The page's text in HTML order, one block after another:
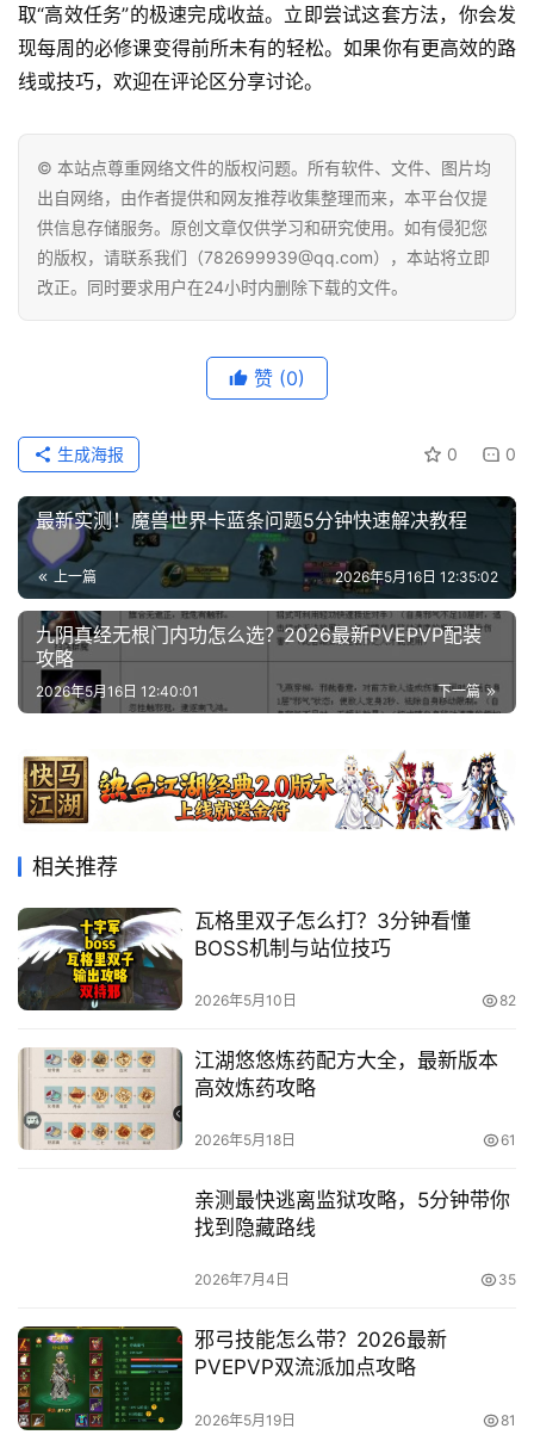
取“高效任务”的极速完成收益。立即尝试这套方法，你会发
现每周的必修课变得前所未有的轻松。如果你有更高效的路
线或技巧，欢迎在评论区分享讨论。
© 本站点尊重网络文件的版权问题。所有软件、文件、图片均
出自网络，由作者提供和网友推荐收集整理而来，本平台仅提
供信息存储服务。原创文章仅供学习和研究使用。如有侵犯您
的版权，请联系我们（782699939@qq.com），本站将立即
改正。同时要求用户在24小时内删除下载的文件。
赞 (0)
0 0
生成海报
最新实测！魔兽世界卡蓝条问题5分钟快速解决教程
上一篇 2026年5月16日 12:35:02
九阴真经无根门内功怎么选？2026最新PVEPVP配装
攻略
下一篇
2026年5月16日 12:40:01
相关推荐
瓦格里双子怎么打？3分钟看懂
BOSS机制与站位技巧
2026年5月10日 82
江湖悠悠炼药配方大全，最新版本
高效炼药攻略
2026年5月18日 61
亲测最快逃离监狱攻略，5分钟带你
找到隐藏路线
2026年7月4日 35
邪弓技能怎么带？2026最新
PVEPVP双流派加点攻略
2026年5月19日 81